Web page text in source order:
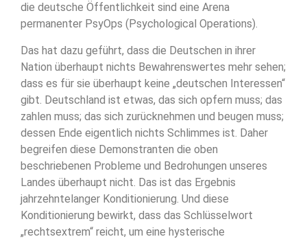
die deutsche Öffentlichkeit sind eine Arena
permanenter PsyOps (Psychological Operations).
Das hat dazu geführt, dass die Deutschen in ihrer
Nation überhaupt nichts Bewahrenswertes mehr sehen;
dass es für sie überhaupt keine „deutschen Interessen“
gibt. Deutschland ist etwas, das sich opfern muss; das
zahlen muss; das sich zurücknehmen und beugen muss;
dessen Ende eigentlich nichts Schlimmes ist. Daher
begreifen diese Demonstranten die oben
beschriebenen Probleme und Bedrohungen unseres
Landes überhaupt nicht. Das ist das Ergebnis
jahrzehntelanger Konditionierung. Und diese
Konditionierung bewirkt, dass das Schlüsselwort
„rechtsextrem“ reicht, um eine hysterische